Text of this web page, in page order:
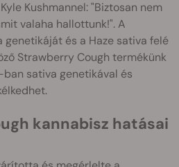
Kushmannel: "Biztosan nem
valaha hallottunk!". A
és a Haze sativa felé
Strawberry Cough termékünk
sativa genetikával és
kannabisz hatásai